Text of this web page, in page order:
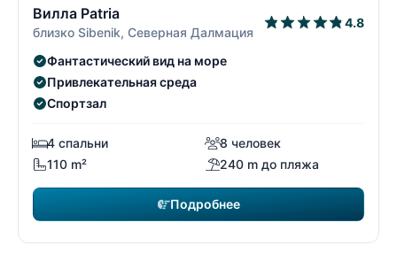
Вилла Patria
близко Sibenik, Северная Далмация
4.8
Фантастический вид на море
Привлекательная среда
Спортзал
4 спальни
8 человек
110 m²
240 m до пляжа
Подробнее